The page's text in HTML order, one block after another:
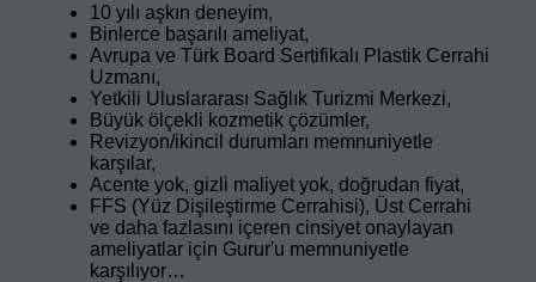
10 yılı aşkın deneyim,
Binlerce başarılı ameliyat,
Avrupa ve Türk Board Sertifikalı Plastik Cerrahi
Uzmanı,
Yetkili Uluslararası Sağlık Turizmi Merkezi,
Büyük ölçekli kozmetik çözümler,
Revizyon/ikincil durumları memnuniyetle
karşılar,
Acente yok, gizli maliyet yok, doğrudan fiyat,
FFS (Yüz Dişileştirme Cerrahisi), Üst Cerrahi
ve daha fazlasını içeren cinsiyet onaylayan
ameliyatlar için Gurur'u memnuniyetle
karşılıyor…